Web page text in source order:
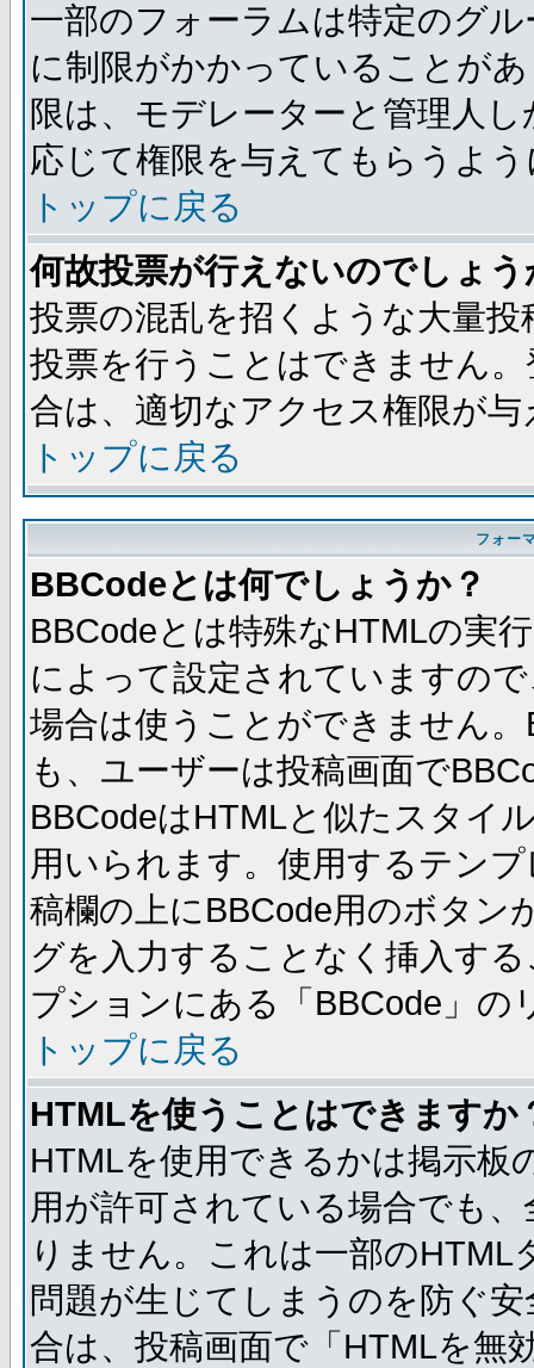
一部のフォーラムは特定のグ
に制限がかかっていることが
限は、モデレーターと管理人
応じて権限を与えてもらうよ
トップに戻る
何故投票が行えないのでしょう
投票の混乱を招くような大量
投票を行うことはできません
合は、適切なアクセス権限が
トップに戻る
フォー
BBCodeとは何でしょうか？
BBCodeとは特殊なHTMLの実
によって設定されていますの
場合は使うことができません
も、ユーザーは投稿画面で
BBCodeはHTMLと似たスタイ
用いられます。使用するテン
稿欄の上にBBCode用のボタン
グを入力することなく挿入す
プションにある「BBCode」
トップに戻る
HTMLを使うことはできますか
HTMLを使用できるかは掲示板
用が許可されている場合でも
りません。これは一部の
問題が生じてしまうのを防ぐ
合は、投稿画面で「HTMLを無